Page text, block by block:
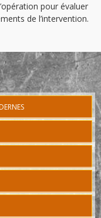
pour évaluer
de l’intervention.